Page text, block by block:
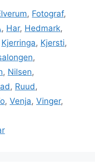
, Fotograf,
, Har, Hedmark,
Kjerringa, Kjersti,
,
, Nilsen,
, Ruud ,
, Venja, Vinger,